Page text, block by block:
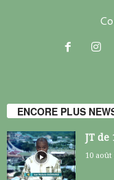
ENCORE PLUS
JT de
10 août